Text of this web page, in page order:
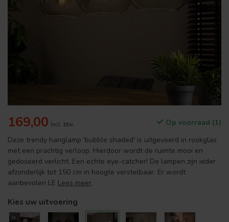
169,00 Incl. btw
Op voorraad (1)
Deze trendy hanglamp 'bubble shaded' is uitgevoerd in rookglas
met een prachtig verloop. Hierdoor wordt de ruimte mooi en
gedoseerd verlicht. Een echte eye-catcher! De lampen zijn ieder
afzonderlijk tot 150 cm in hoogte verstelbaar. Er wordt
aanbevolen LE Lees meer.
Kies uw uitvoering